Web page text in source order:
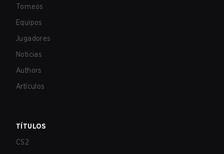
Torneos
Equipos
Jugadores
Noticias
Authors
Artículos
TÍTULOS
CS2